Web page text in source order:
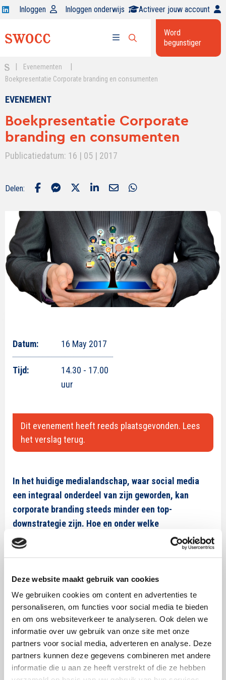
Deze website maakt gebruik van cookies
We gebruiken cookies om content en advertenties te
personaliseren, om functies voor social media te bieden
en om ons websiteverkeer te analyseren. Ook delen we
informatie over uw gebruik van onze site met onze
partners voor social media, adverteren en analyse. Deze
partners kunnen deze gegevens combineren met andere
informatie die u aan ze heeft verstrekt of die ze hebben
Open
op
Inloggen Inloggen onderwijs Activeer jouw account
Open
zoekbalk
Word
begunstiger
Evenementen
Boekpresentatie Corporate branding en consumenten
EVENEMENT
Boekpresentatie Corporate
branding en consumenten
Publicatiedatum: 16 | 05 | 2017
Delen:
Datum: 16 May 2017
Tijd:
14.30 - 17.00
uur
Dit evenement heeft reeds plaatsgevonden. Lees
het verslag terug.
In het huidige medialandschap, waar social media
een integraal onderdeel van zijn geworden, kan
corporate branding steeds minder een top-
downstrategie zijn. Hoe en onder welke
omstandigheden is corporate branding relevant of
juist bedreigend voor consumenten?
Op dinsdag 16 mei presenteert Theo Araujo
beantwoordt. Hiertoe voerde hij een grootschalig
literatuuronderzoek en een survey uit.
Hiernaast zal Luceline Hesselink spreken over de
motivatie voor en effectiviteit van de switch van
Zilveren Kruis Achmea naar het merk Zilveren Kruis en